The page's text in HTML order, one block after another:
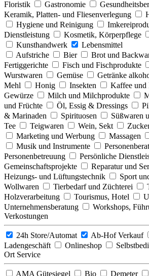
Floristik
Gastronomie
Keramik, Platten- und Fliesenverlegung
Hygiene und Reinigung
Dienstleistung
Kosmetik, Körperpflege
Kunsthandwerk
Lebensmittel
Aufstriche
Bier Brot und
Fertiggerichte
Fisch und Fischprodukte
Wurstwaren
Gemüse Getränke
Mehl
Honig Insekten Kaffee und
Gewürze
Milch und Milchprodukte
und Früchte
Öl, Essig & Dressings
& Marinaden
Spirituosen
Süßwaren
Tee
Teigwaren Wein, Sekt
Marketing und Werbung
Massagen
Musik und Instrumente
Personenbetreuung
Persönliche
Gemeinschaftsprojekte
Reparatur und
Heizungs- und Lüftungstechnik
Sport
Wollwaren
Tierbedarf und Züchterei
Holzverarbeitung
Tourismus, Hotel
Unternehmensberatung
Workshops,
Verkostungen
24h Store/Automat Ab-Hof Verkauf
Ladengeschäft
Onlineshop
Ort Service
AMA Gütesiegel Bio Demeter